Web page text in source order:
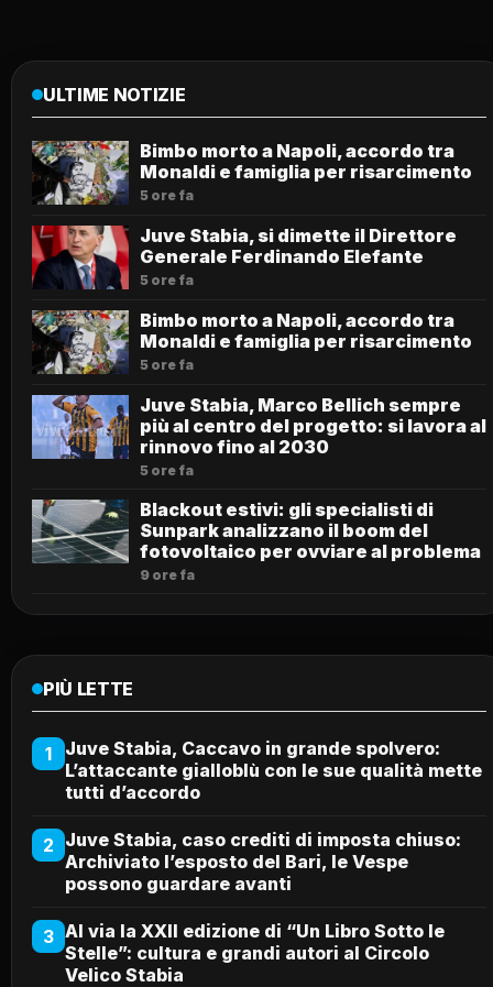
ULTIME NOTIZIE
Bimbo morto a Napoli, accordo tra
Monaldi e famiglia per risarcimento
5 ore fa
Juve Stabia, si dimette il Direttore
Generale Ferdinando Elefante
5 ore fa
Bimbo morto a Napoli, accordo tra
Monaldi e famiglia per risarcimento
5 ore fa
Juve Stabia, Marco Bellich sempre
più al centro del progetto: si lavora al
rinnovo fino al 2030
5 ore fa
Blackout estivi: gli specialisti di
Sunpark analizzano il boom del
fotovoltaico per ovviare al problema
9 ore fa
PIÙ LETTE
1
Juve Stabia, Caccavo in grande spolvero:
L’attaccante gialloblù con le sue qualità mette
tutti d’accordo
2 Juve Stabia, caso crediti di imposta chiuso:
Archiviato l’esposto del Bari, le Vespe
possono guardare avanti
3 Al via la XXII edizione di “Un Libro Sotto le
Stelle”: cultura e grandi autori al Circolo
Velico Stabia